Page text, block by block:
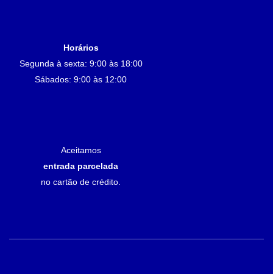
Horários
Segunda à sexta: 9:00 às 18:00
Sábados: 9:00 às 12:00
Aceitamos
entrada parcelada
no cartão de crédito.